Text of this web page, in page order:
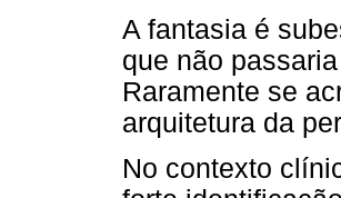
A fantasia é
que não
Raramente se
arquitetura da
No contexto